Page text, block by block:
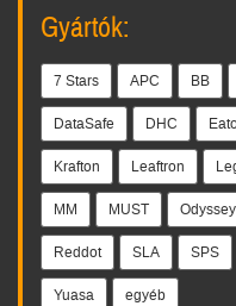
Gyártók:
7 Stars APC BB
DataSafe DHC
Krafton Leaftron
MM MUST Odyssey
Reddot SLA SPS
Yuasa egyéb